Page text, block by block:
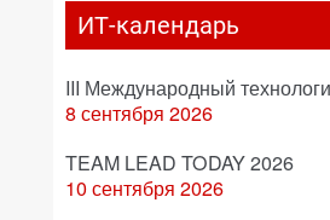
ИТ-календарь
III Международный
8 сентября 2026
TEAM LEAD TODAY 2026
10 сентября 2026